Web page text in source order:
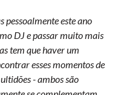
pessoalmente este ano
DJ e passar muito mais
tem que haver um
esses momentos de
- ambos são